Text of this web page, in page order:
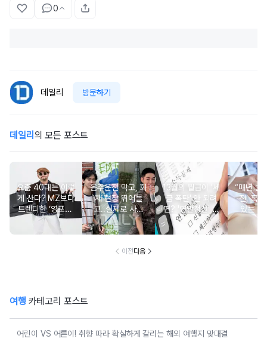
0
데일리 방문하기
데일리 의 모든 포스트
요즘 40대는 이렇
게 산다? MZ보다
트렌디한 ‘영포티’
분석
음주운전 막고, 화
재 현장 뛰어들
고..실제로 사람
구한 연예인 10
13월의 월급이 '세
금 폭탄' 안 되려
면? '연말정산' 핵
심 꿀팁 A to Z
“매년 받
진, 혹시
있는 건
요?”
이전다음
여행 카테고리 포스트
어린이 VS 어른이! 취향 따라 확실하게 갈리는 해외 여행지 맞대결